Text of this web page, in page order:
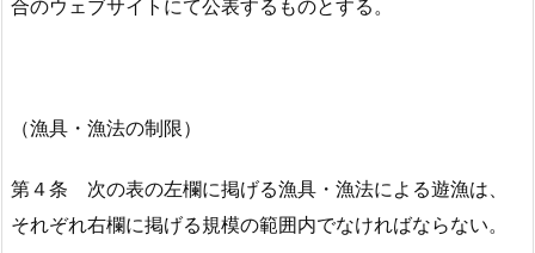
合のウェブサイトにて公表するものとする。
（漁具・漁法の制限）
第４条 次の表の左欄に掲げる漁具・漁法による遊漁は、
それぞれ右欄に掲げる規模の範囲内でなければならない。